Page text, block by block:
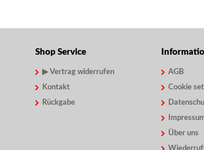
Shop Service
▶ Vertrag widerrufen
Kontakt
Rückgabe
AGB
Cookie
Über uns